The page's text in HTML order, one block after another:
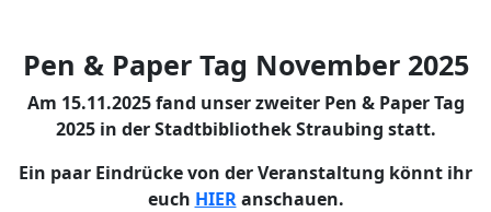
Pen & Paper Tag November 2025
Am 15.11.2025 fand unser zweiter Pen & Paper Tag
2025 in der Stadtbibliothek Straubing statt.
Ein paar Eindrücke von der Veranstaltung könnt ihr
euch HIERanschauen.